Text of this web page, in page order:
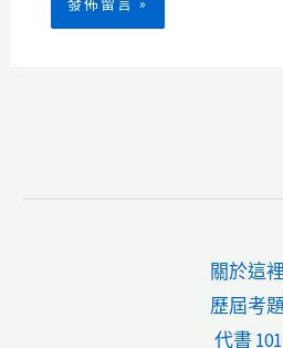
關於這裡
歷屆考題
代書 101